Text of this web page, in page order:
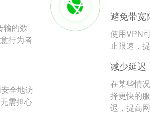
输的数
行为者
全地访
需担心
避免带宽
使用VPN
止限速，
减少延迟
在某些情
择更快的
迟，提高网